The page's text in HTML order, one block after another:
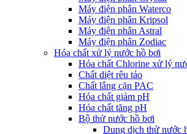
Máy điện phân Waterco
Máy điện phân Kripsol
Máy điện phân Astral
Máy điện phân Zodiac
Hóa chất xử lý nước hồ bơi
Hóa chất Chlorine xử lý
Chất diệt rêu tảo
Chất lắng cặn PAC
Hóa chất giảm pH
Hóa chất tăng pH
Bộ thử nước hồ bơi
Dung dịch thử nước